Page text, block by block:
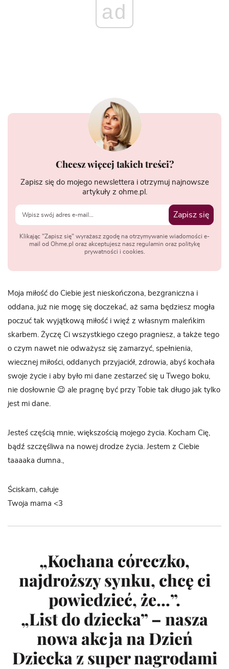
ad
Chcesz więcej takich treści?
Zapisz się do mojego newslettera i otrzymuj najnowsze
artykuły z ohme.pl.
Zapisz się
Klikając "Zapisz się" wyrażasz zgodę na otrzymywanie wiadomości e-
mail od Ohme.pl oraz akceptujesz nasz regulamin oraz politykę
prywatności i cookies.
Moja miłość do Ciebie jest nieskończona, bezgraniczna i
oddana, już nie mogę się doczekać, aż sama będziesz mogła
poczuć tak wyjątkową miłość i więź z własnym maleńkim
skarbem. Życzę Ci wszystkiego czego pragniesz, a także tego
o czym nawet nie odważysz się zamarzyć, spełnienia,
wiecznej miłości, oddanych przyjaciół, zdrowia, abyś kochała
swoje życie i aby było mi dane zestarzeć się u Twego boku,
nie dosłownie 😉 ale pragnę być przy Tobie tak długo jak tylko
jest mi dane.
Jesteś częścią mnie, większością mojego życia. Kocham Cię,
bądź szczęśliwa na nowej drodze życia. Jestem z Ciebie
taaaaka dumna.,
Ściskam, całuje
Twoja mama <3
„Kochana córeczko,
najdroższy synku, chcę ci
powiedzieć, że…”.
„List do dziecka” – nasza
nowa akcja na Dzień
Dziecka z super nagrodami